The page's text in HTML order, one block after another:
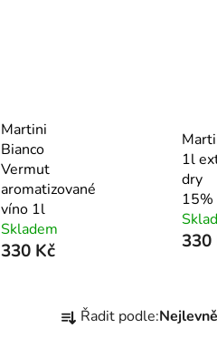
Martini
Bianco
Vermut
aromatizované
víno 1l
Skladem
330 Kč
1l
dry
15%
330
a Řadit podle: